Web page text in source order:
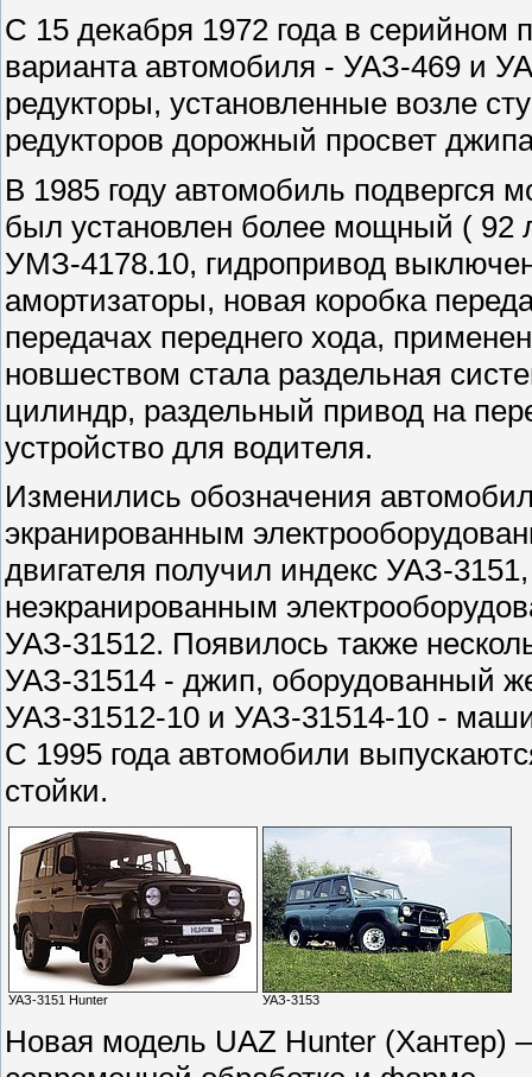
С 15 декабря 1972 года в серийном
варианта автомобиля - УАЗ-469 и
редукторы, установленные возле
редукторов дорожный просвет
В 1985 году автомобиль подвергся
был установлен более мощный ( 92
УМЗ-4178.10, гидропривод
амортизаторы, новая коробка
передачах переднего хода,
новшеством стала раздельная
цилиндр, раздельный привод на
устройство для водителя.
Изменились обозначения
экранированным
двигателя получил индекс УАЗ-
неэкранированным
УАЗ-31512. Появилось также
УАЗ-31514 - джип, оборудованный
УАЗ-31512-10 и УАЗ-31514-10 -
С 1995 года автомобили
стойки.
УАЗ-3151 Hunter УАЗ-3153
Новая модель UAZ Hunter (Хантер)